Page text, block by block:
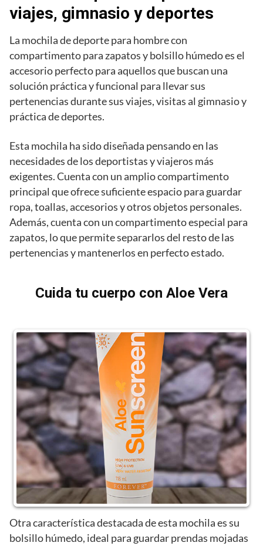
viajes, gimnasio y deportes
La mochila de deporte para hombre con
compartimento para zapatos y bolsillo húmedo es el
accesorio perfecto para aquellos que buscan una
solución práctica y funcional para llevar sus
pertenencias durante sus viajes, visitas al gimnasio y
práctica de deportes.
Esta mochila ha sido diseñada pensando en las
necesidades de los deportistas y viajeros más
exigentes. Cuenta con un amplio compartimento
principal que ofrece suficiente espacio para guardar
ropa, toallas, accesorios y otros objetos personales.
Además, cuenta con un compartimento especial para
zapatos, lo que permite separarlos del resto de las
pertenencias y mantenerlos en perfecto estado.
Cuida tu cuerpo con Aloe Vera
Otra característica destacada de esta mochila es su
bolsillo húmedo, ideal para guardar prendas mojadas